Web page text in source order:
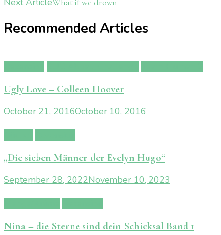
Next ArticleWhat if we drown
Recommended Articles
Ugly Love – Colleen Hoover
October 21, 2016October 10, 2016
„Die sieben Männer der Evelyn Hugo“
September 28, 2022November 10, 2023
Nina – die Sterne sind dein Schicksal Band 1